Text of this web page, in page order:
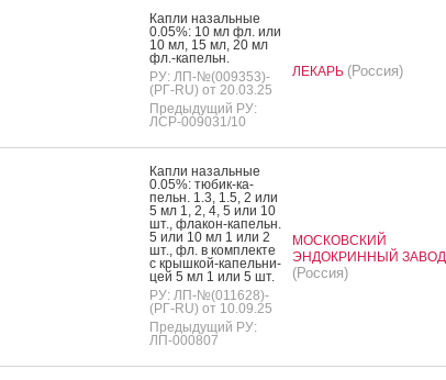
Кап­ли на­заль­ные
0.05%: 10 мл фл. или
10 мл, 15 мл, 20 мл
фл.-ка­пельн.
РУ: ЛП-№(009353)-
(РГ-RU) от 20.03.25
Предыдущий РУ:
ЛСР-009031/10
ЛЕКАРЬ (Россия)
Кап­ли на­заль­ные
0.05%: тю­бик-ка­
пельн. 1.3, 1.5, 2 или
5 мл 1, 2, 4, 5 или 10
шт., фла­кон-ка­пельн.
5 или 10 мл 1 или 2
шт., фл. в ком­плек­те
с крыш­кой-ка­пель­ни­
цей 5 мл 1 или 5 шт.
РУ: ЛП-№(011628)-
(РГ-RU) от 10.09.25
Предыдущий РУ:
ЛП-000807
МОСКОВСКИЙ
ЭНДОКРИННЫЙ ЗАВОД
(Россия)